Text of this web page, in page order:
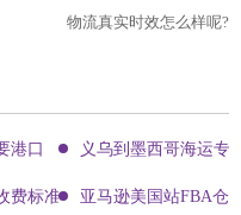
物流真实时效怎么样呢?
港口 义乌到墨西哥海运专
费标准!四大国际快递的尺寸重
亚马逊美国站FBA仓